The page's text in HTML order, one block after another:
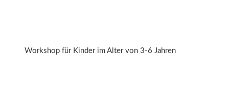
Workshop für Kinder im Alter von 3-6 Jahren